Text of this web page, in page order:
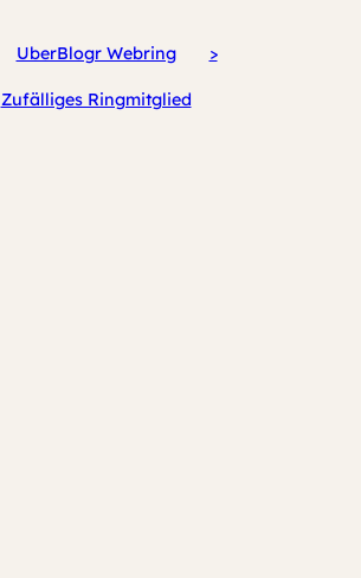
UberBlogr Webring >
Zufälliges Ringmitglied